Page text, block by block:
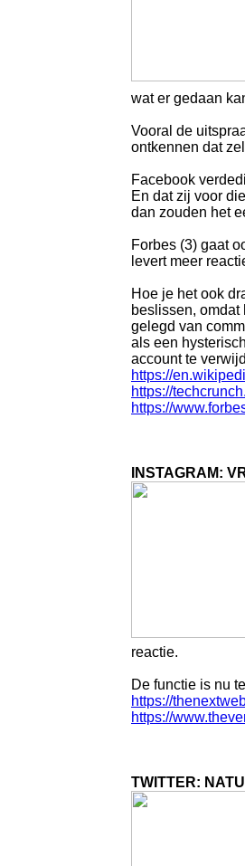
wat er gedaan
Vooral de
ontkennen dat
Facebook
En dat zij voor
dan zouden het
Forbes (3) gaat
levert meer
Hoe je het ook
beslissen,
gelegd van
als een
account te
https://
https://
https://
INSTAGRAM:
reactie.
De functie is nu
https://
https://
TWITTER: